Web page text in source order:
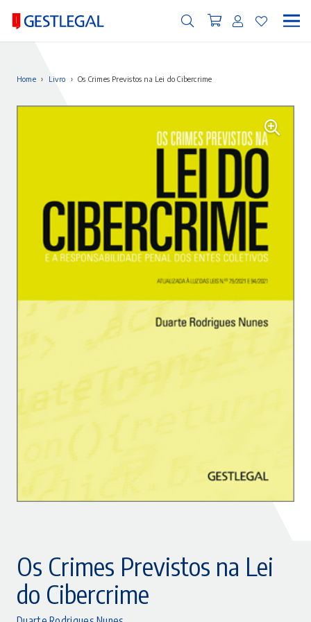
Home › Livro › Os Crimes Previstos na Lei do Cibercrime
Os Crimes Previstos na Lei
do Cibercrime